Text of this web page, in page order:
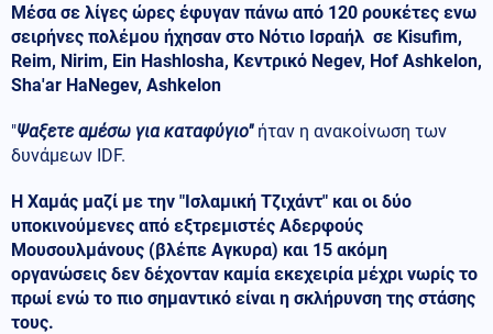
Μέσα σε λίγες ώρες έφυγαν πάνω από 120 ρουκέτες ενω
σειρήνες πολέμου ήχησαν στο Νότιο Ισραήλ σε Kisufim,
Reim, Nirim, Ein Hashlosha, Κεντρικό Negev, Hof Ashkelon,
Sha'ar HaNegev, Ashkelon
"Ψαξετε αμέσω για καταφύγιο"ήταν η ανακοίνωση των
δυνάμεων IDF.
Η Χαμάς μαζί με την "Ισλαμική Τζιχάντ" και οι δύο
υποκινούμενες από εξτρεμιστές Αδερφούς
Μουσουλμάνους (βλέπε Αγκυρα) και 15 ακόμη
οργανώσεις δεν δέχονταν καμία εκεχειρία μέχρι νωρίς το
πρωί ενώ το πιο σημαντικό είναι η σκλήρυνση της στάσης
τους.